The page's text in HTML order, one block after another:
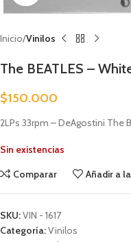
Inicio Vinilos
The BEATLES –
$150.000
2LPs 33rpm – DeAgostini The
Sin existencias
Comparar
Añadir a
SKU:VIN - 1617
Categoría:Vinilos